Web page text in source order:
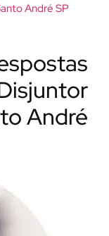
André SP
André